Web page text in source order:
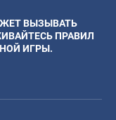
ВЫЗЫВАТЬ
ПРАВИЛ
ИГРЫ.